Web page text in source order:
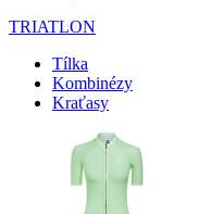
TRIATLON
Tílka
Kombinézy
Kraťasy